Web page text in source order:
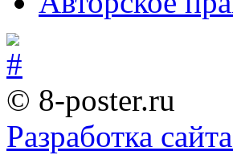
© 8-poster.ru
Разработка